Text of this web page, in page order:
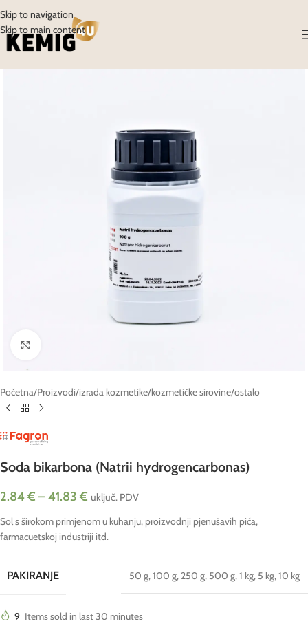
Skip to navigation
Skip to main content
Početna/Proizvodi/izrada kozmetike/kozmetičke sirovine/ostalo
Soda bikarbona (Natrii hydrogencarbonas)
2.84€ –41.83 € uključ. PDV
Sol s širokom primjenom u kuhanju, proizvodnji pjenušavih pića,
farmacuetskoj industriji itd.
PAKIRANJE 50 g,100 g, 250 g, 500 g,1 kg, 5 kg,10 kg
9 Items sold in last 30 minutes